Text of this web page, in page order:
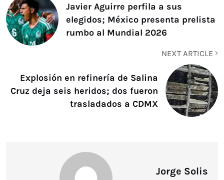
Javier Aguirre perfila a sus
elegidos; México presenta prelista
rumbo al Mundial 2026
NEXT ARTICLE
Explosión en refinería de Salina
Cruz deja seis heridos; dos fueron
trasladados a CDMX
Jorge Solis